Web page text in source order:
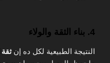
4. بناء الثقة والولاء
النتيجة الطبيعية لكل ده إن